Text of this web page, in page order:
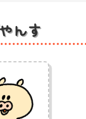
んす